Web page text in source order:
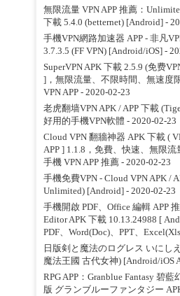
無限流量 VPN APP 推薦：
下載 5.4.0 (betternet) [Android]-
手機VPN網路加速器 APP - 非凡
3.7.3.5 (FF VPN) [Android/iOS]-
SuperVPN APK 下載 2.5.9 (免费
]，無限流量、不限時間、無速度
VPN APP- 2020-02-23
老虎翻墙VPN APK / APP 下載
好用的手機VPN軟體 - 2020-02-23
Cloud VPN 翻牆神器 APK 下載 (
APP ] 1.1.8，免費、快速、無限
手機 VPN APP 推薦- 2020-02-23
手機免費VPN - Cloud VPN APK /
Unlimited) [Android]- 2020-02-23
手機開啟 PDF、Office 編輯 APP
Editor APK 下載 10.13.24988 [
PDF、Word(Doc)、PPT、
日版剣と魔法のログレス いにし
魔法王國 古代女神) [Android/iOS
RPG APP：Granblue Fantasy 碧藍
版 グランブルーファンタジー